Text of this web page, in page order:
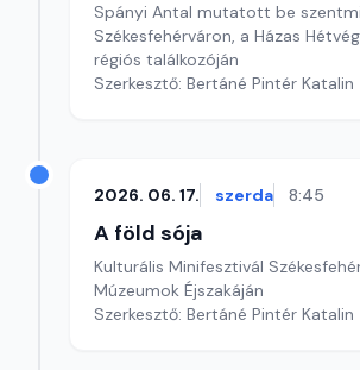
Spányi Antal mutatott be
Székesfehérváron, a Házas
régiós találkozóján
Szerkesztő: Bertáné Pintér Katalin
2026. 06. 17. szerda 8:45
A föld sója
Kulturális Minifesztivál
Múzeumok Éjszakáján
Szerkesztő: Bertáné Pintér Katalin